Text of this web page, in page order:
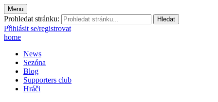
Menu
Prohledat stránku:
Přihlásit se/registrovat
home
News
Sezóna
Blog
Supporters club
Hráči